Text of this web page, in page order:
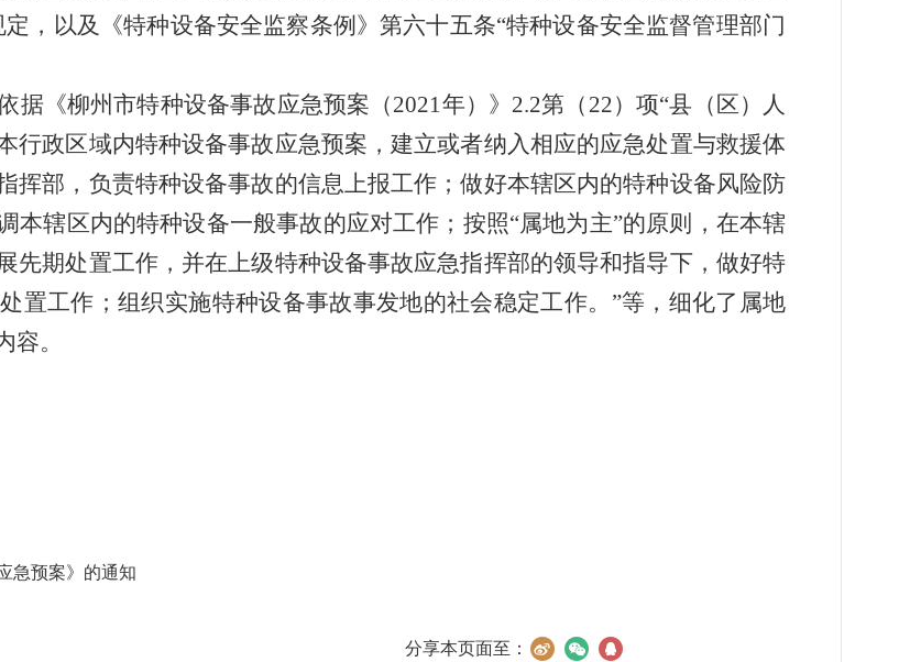
定，以及《特种设备安全监察条例》第六十五条“特种设备安全监督管理部门
据《柳州市特种设备事故应急预案（2021年）》 2.2第（ 22）项“县（区）人
行政区域内特种设备事故应急预案，建立或者纳入相应的应急处置与救援体
挥部，负责特种设备事故的信息上报工作；做好本辖区内的特种设备风险防
本辖区内的特种设备一般事故的应对工作；按照“属地为主”的原则，在本辖
先期处置工作，并在上级特种设备事故应急指挥部的领导和指导下，做好特
置工作；组织实施特种设备事故事发地的社会稳定工作。 ”等， 细化了属地
。
急预案》的通知
分享本页面至：